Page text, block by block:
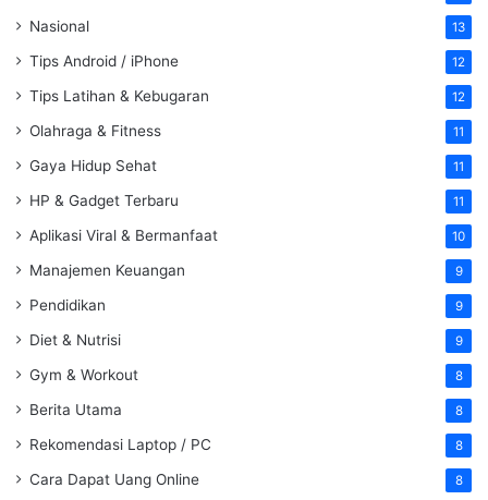
Nasional 13
Tips Android / iPhone 12
Tips Latihan & Kebugaran 12
Olahraga & Fitness 11
Gaya Hidup Sehat 11
HP & Gadget Terbaru 11
Aplikasi Viral & Bermanfaat 10
Manajemen Keuangan 9
Pendidikan 9
Diet & Nutrisi 9
Gym & Workout 8
Berita Utama 8
Rekomendasi Laptop / PC 8
Cara Dapat Uang Online 8